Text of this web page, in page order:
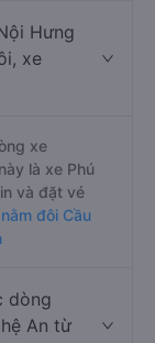
Hưng
xe
xe
là xe Phú
và đặt vé
đôi Cầu
dòng
An từ